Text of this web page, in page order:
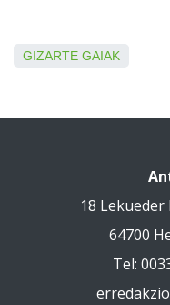
GIZARTE GAIAK
18
64700
Tel: